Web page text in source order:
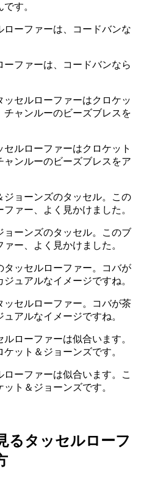
す。
ファーは、コードバンなら
ルローファーはクロケット
ャンルーのビーズブレスをア
ョーンズのタッセル。このブ
ー、よく見かけました。
ッセルローファー。コバが茶
アルなイメージですね。
ーファーは似合います。こ
ト＆ジョーンズです。
るタッセルローフ